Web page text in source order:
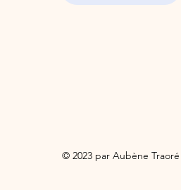
© 2023 par Aubène Traoré